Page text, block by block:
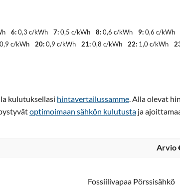
6:0,3 c/kWh 7:0,5 c/kWh 8:0,6 c/kWh 9:0,6 c/kWh
0,9 c/kWh 20:0,9 c/kWh 21:0,8 c/kWh 22: 1,0 c/kWh
kulutuksellasi hintavertailussamme . Alla olevat
optimoimaan sähkön kulutusta ja
Arvio
Fossiilivapaa Pörssisähkö